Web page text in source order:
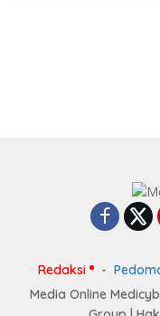
Redaksi
Media Online